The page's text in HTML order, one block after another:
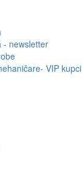
- newsletter
VIP kupci